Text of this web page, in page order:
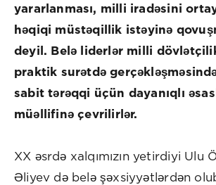
yararlanması, milli iradəsini
həqiqi müstəqillik istəyinə
deyil. Belə liderlər milli
praktik surətdə
sabit tərəqqi üçün dayanıqlı
müəllifinə çevrilirlər.
XX əsrdə xalqımızın yetirdiyi Ulu
Əliyev də belə şəxsiyyətlərdən